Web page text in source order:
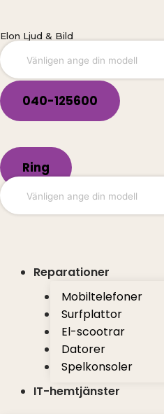
innehåll
Elon Ljud & Bild
040-125600
Ring
Reparationer
Mobiltelefoner
Surfplattor
El-scootrar
Datorer
Spelkonsoler
IT-hemtjänster